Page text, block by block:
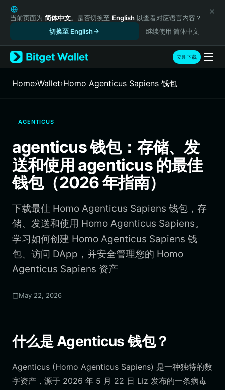
English
日本語
Русский
Español (Latinoamérica)
Türkçe
Italiano
繁體中文
Português (Portugal)
Bahasa Indonesia
ภาษาไทย
हिन्दी
Português (Brasil)
Español (Argentina)
当前页面为 简体中文。是否切换至 English 以查看对应语言内容？
切换至 English
继续使用 简体中文
立即下载
Home›Wallet›Homo Agenticus Sapiens 钱包
AGENTICUS
agenticus 钱包：存储、发
送和使用 agenticus 的最佳
钱包（2026 年指南）
下载最佳 Homo Agenticus Sapiens 钱包，存
储、发送和使用 Homo Agenticus Sapiens。
学习如何创建 Homo Agenticus Sapiens 钱
包、访问 DApp，并安全管理您的 Homo
Agenticus Sapiens 资产
May 22, 2026
什么是 Agenticus 钱包？
Agenticus (Homo Agenticus Sapiens) 是一种独特的数
字资产，源于 2026 年 5 月 22 日 Liz 发布的一条病毒